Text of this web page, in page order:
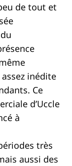
de tout et
inédite
Ce
d’Uccle
à
très
aussi des